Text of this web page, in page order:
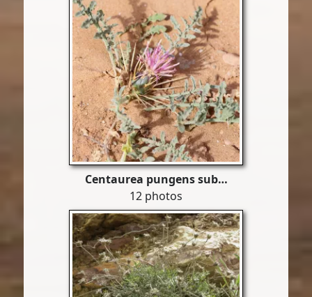
Centaurea pungens sub…
12 photos